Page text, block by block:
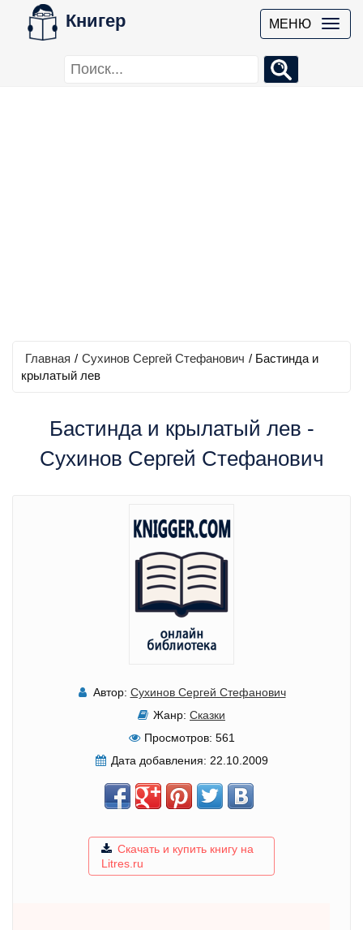
Книгер МЕНЮ
Главная / Сухинов Сергей Стефанович / Бастинда и
крылатый лев
Бастинда и крылатый лев -
Сухинов Сергей Стефанович
Автор: Сухинов Сергей Стефанович
Жанр: Сказки
Просмотров: 561
Дата добавления: 22.10.2009
Скачать и купить книгу на
Litres.ru